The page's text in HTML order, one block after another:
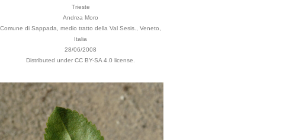
Trieste
Andrea Moro
Comune di Sappada, medio tratto della Val Sesis., Veneto,
Italia
28/06/2008
Distributed under CC BY-SA 4.0 license.